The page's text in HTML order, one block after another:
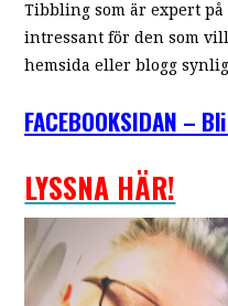
Tibbling som är expert
intressant för den som
hemsida eller blogg synlig
FACEBOOKSIDAN –
LYSSNA HÄR!